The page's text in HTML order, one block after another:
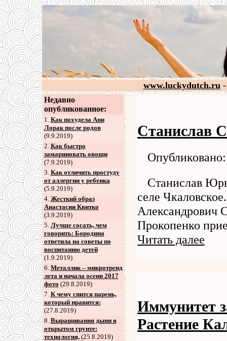
www.luckydutch.ru-
Недавно
опубликованное:
1. Как похудела Ани
Лорак после родов
(9.9.2019)
2. Как быстро
замариновать овощи
(7.9.2019)
3. Как отличить простуду
от аллергии у ребенка
(5.9.2019)
4. Жесткий образ
Анастасии Квитко
(3.9.2019)
5. Лучше сосать, чем
говорить: Бородина
ответила на советы по
воспитанию детей
(1.9.2019)
6. Металлик – микротренд
лета и начала осени 2017
фото (29.8.2019)
7. К чему снится парень,
который нравится:
(27.8.2019)
8. Выращивания дыни в
открытом грунте:
технология,(25.8.2019)
Станислав
Станислав
селе
Александрович
Прокопенко
Читать далее
Иммунитет
Растение